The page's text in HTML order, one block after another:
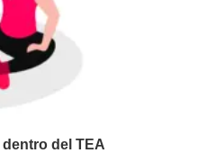
dentro del TEA